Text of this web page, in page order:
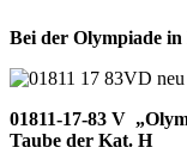
Bei der Olympiade
01811-17-83 V
Taube der Kat. H